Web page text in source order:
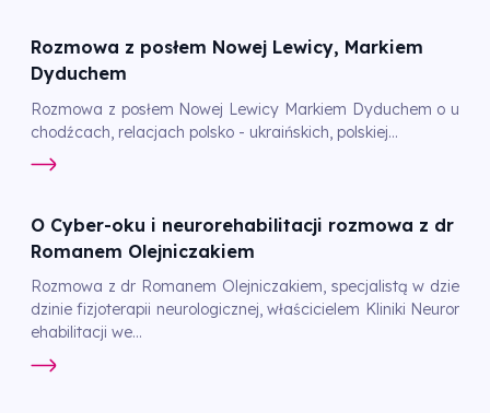
Rozmowa z posłem Nowej Lewicy, Markiem
Dyduchem
Rozmowa z posłem Nowej Lewicy Markiem Dyduchem o u
chodźcach, relacjach polsko - ukraińskich, polskiej...
O Cyber-oku i neurorehabilitacji rozmowa z dr
Romanem Olejniczakiem
Rozmowa z dr Romanem Olejniczakiem, specjalistą w dzie
dzinie fizjoterapii neurologicznej, właścicielem Kliniki Neuror
ehabilitacji we...